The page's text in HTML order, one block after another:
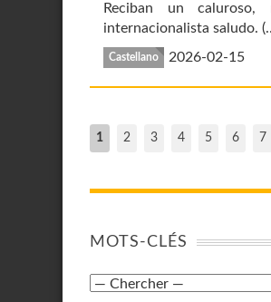
Reciban un
internacionalista saludo.
Castellano 2026-02-15
1 2 3 4 5 6 7
MOTS-CLÉS